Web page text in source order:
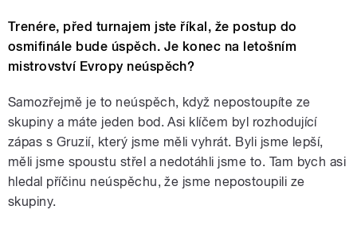
Trenére, před turnajem jste říkal, že postup do
osmifinále bude úspěch. Je konec na letošním
mistrovství Evropy neúspěch?
Samozřejmě je to neúspěch, když nepostoupíte ze
skupiny a máte jeden bod. Asi klíčem byl rozhodující
zápas s Gruzií, který jsme měli vyhrát. Byli jsme lepší,
měli jsme spoustu střel a nedotáhli jsme to. Tam bych asi
hledal příčinu neúspěchu, že jsme nepostoupili ze
skupiny.